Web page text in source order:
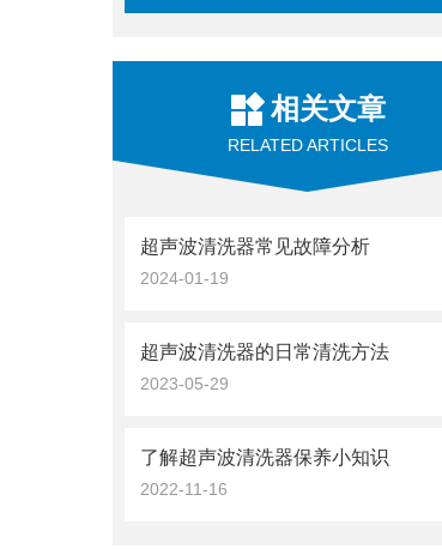
相关文章
RELATED ARTICLES
超声波清洗器常见故障分析
2024-01-19
超声波清洗器的日常清洗方法
2023-05-29
了解超声波清洗器保养小知识
2022-11-16